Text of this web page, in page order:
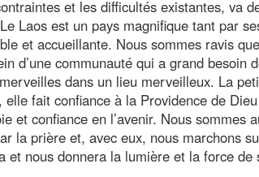
et les difficultés existantes, va
Laos est un pays magnifique tant par
et accueillante. Nous sommes ravis
d’une communauté qui a grand besoin
dans un lieu merveilleux. La
fait confiance à la Providence de
et confiance en l’avenir. Nous sommes
la prière et, avec eux, nous marchons
et nous donnera la lumière et la force de